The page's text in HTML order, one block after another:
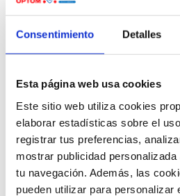
Consentimiento Detalles
Esta página web usa cookies
Este sitio web utiliza cookies
elaborar estadísticas sobre el
registrar tus preferencias,
mostrar publicidad
tu navegación. Además, las
pueden utilizar para personalizar
ESSILOR OFRECE
SOLUCIONES PARA
MANTENER LA
ESTABLECIMIENTOS
Essilor, líder mundial en lentes
oftálmicas y equipos ópticos,
dispone de diferentes
soluciones tecnológicas para
ayudar a los profesionales de
la visión